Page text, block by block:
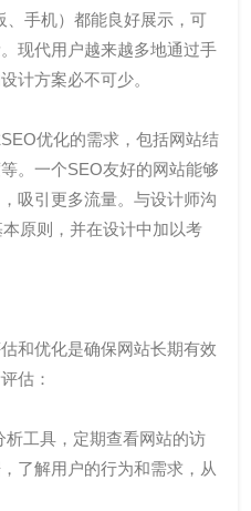
、手机）都能良好展示，可
现代用户越来越多地通过手
计方案必不可少。
优化的需求，包括网站结
。一个SEO友好的网站能够
吸引更多流量。与设计师沟
原则，并在设计中加以考
和优化是确保网站长期有效
估：
析工具，定期查看网站的访
了解用户的行为和需求，从